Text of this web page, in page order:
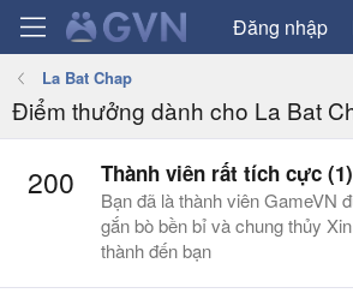
Đăng nhập
La Bat Chap
Điểm thưởng dành cho La Bat
200 Thành viên rất tích cực (1)
Bạn đã là thành viên GameVN
gắn bò bền bỉ và chung thủy
thành đến bạn